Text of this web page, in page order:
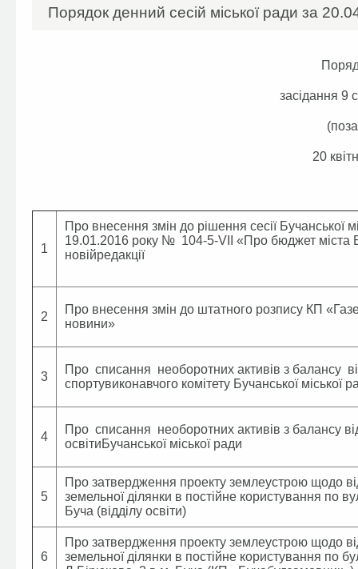
Порядок денний сесій міської ради за
засідання 9
20
1
Про внесення змін до рішення сесії Бучанської
19.01.2016 року № 104-5-VІІ «Про бюджет міста
новійредакції
2
Про внесення змін до штатного розпису КП
новини»
3
Про списання необоротних активів з балансу
спортувиконавчого комітету Бучанської міської
4
Про списання необоротних активів з балансу
освітиБучанської міської ради
5
Про затвердження проекту землеустрою щодо
земельної ділянки в постійне користування по
Буча (відділу освіти)
6
Про затвердження проекту землеустрою щодо
земельної ділянки в постійне користування по